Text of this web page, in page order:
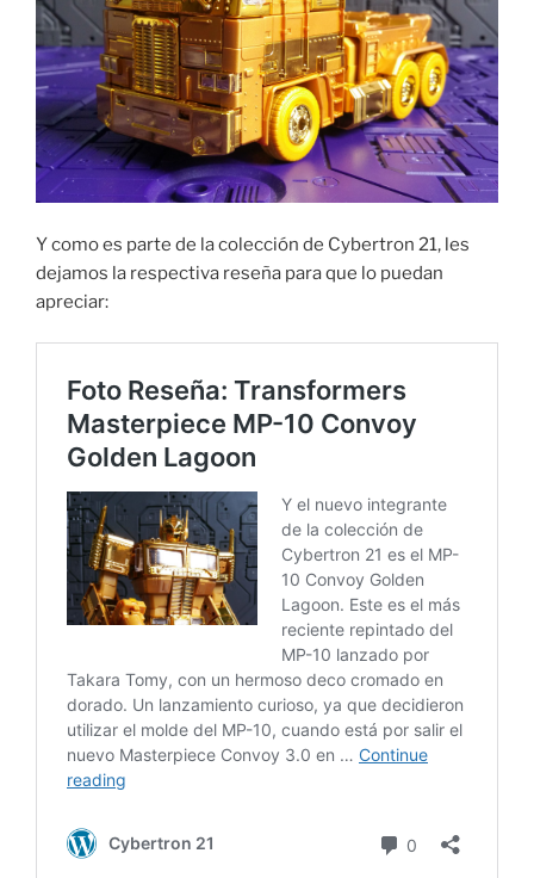
Y como es parte de la colección de Cybertron 21, les
dejamos la respectiva reseña para que lo puedan
apreciar: